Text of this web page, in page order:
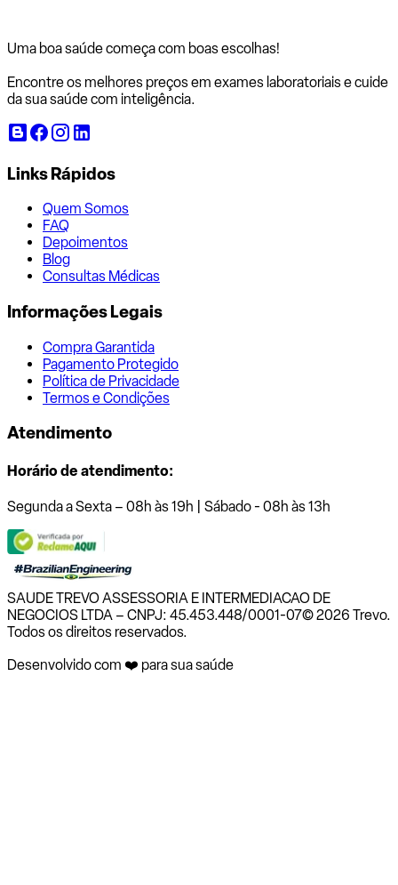
Uma boa saúde começa com boas escolhas!
Encontre os melhores preços em exames laboratoriais e cuide
da sua saúde com inteligência.
Links Rápidos
Quem Somos
FAQ
Depoimentos
Blog
Consultas Médicas
Informações Legais
Compra Garantida
Pagamento Protegido
Política de Privacidade
Termos e Condições
Atendimento
Horário de atendimento:
Segunda a Sexta – 08h às 19h | Sábado - 08h às 13h
SAUDE TREVO ASSESSORIA E INTERMEDIACAO DE
NEGOCIOS LTDA – CNPJ: 45.453.448/0001-07© 2026 Trevo.
Todos os direitos reservados.
Desenvolvido com ❤️ para sua saúde